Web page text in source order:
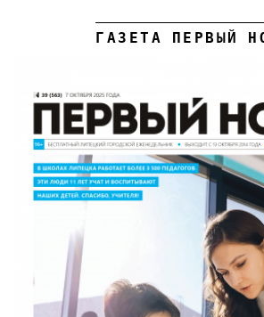
ГАЗЕТА ПЕРВЫЙ